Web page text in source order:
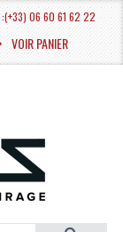
:(+33) 06 60 61 62 22
VOIR PANIER